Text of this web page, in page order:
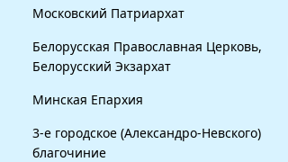
Московский Патриархат
Белорусская Православная Церковь,
Белорусский Экзархат
Минская Епархия
3-е городское (Александро-Невского)
благочиние